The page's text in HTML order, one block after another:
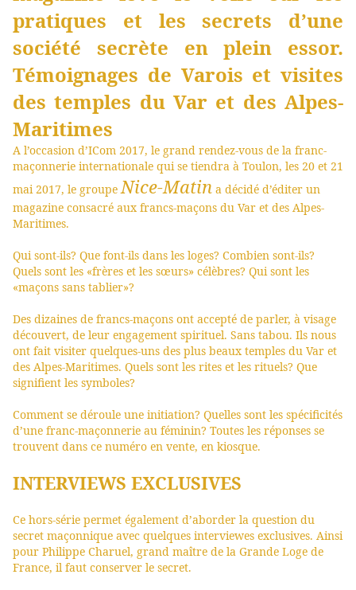
pratiques et les secrets d’une
société secrète en plein essor.
Témoignages de Varois et visites
des temples du Var et des Alpes-
Maritimes
A l’occasion d’ICom 2017, le grand rendez-vous de la franc-
maçonnerie internationale qui se tiendra à Toulon, les 20 et 21
mai 2017, le groupeNice-Matin a décidé d’éditer un
magazine consacré aux francs-maçons du Var et des Alpes-
Maritimes.
Qui sont-ils? Que font-ils dans les loges? Combien sont-ils?
Quels sont les «frères et les sœurs» célèbres? Qui sont les
«maçons sans tablier»?
Des dizaines de francs-maçons ont accepté de parler, à visage
découvert, de leur engagement spirituel. Sans tabou. Ils nous
ont fait visiter quelques-uns des plus beaux temples du Var et
des Alpes-Maritimes. Quels sont les rites et les rituels? Que
signifient les symboles?
Comment se déroule une initiation? Quelles sont les spécificités
d’une franc-maçonnerie au féminin? Toutes les réponses se
trouvent dans ce numéro en vente, en kiosque.
INTERVIEWS EXCLUSIVES
Ce hors-série permet également d’aborder la question du
secret maçonnique avec quelques interviewes exclusives. Ainsi
pour Philippe Charuel, grand maître de la Grande Loge de
France, il faut conserver le secret.